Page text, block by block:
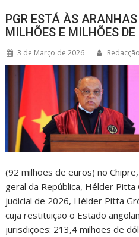
PGR ESTÁ ÀS
MILHÕES E MILHÕES DE
3 de Março de 2026
(92 milhões de euros) no
geral da República, Hélder
judicial de 2026, Hélder Pitta
cuja restituição o Estado
jurisdições: 213,4 milhões de